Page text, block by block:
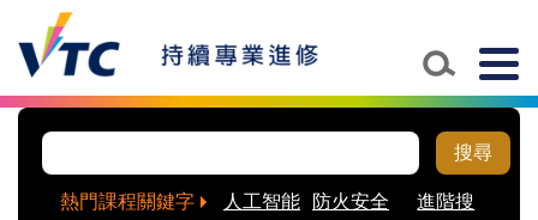
Skip to main content
搜尋
熱門課程關鍵字 人工智能
防火安全
進階搜